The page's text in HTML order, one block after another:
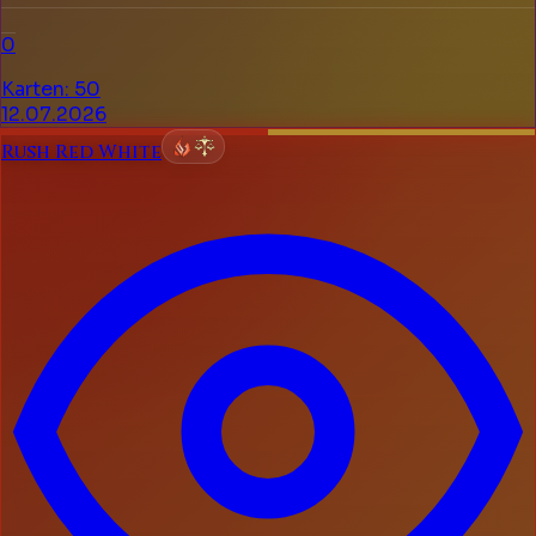
0
Karten: 50
12.07.2026
Rush Red White